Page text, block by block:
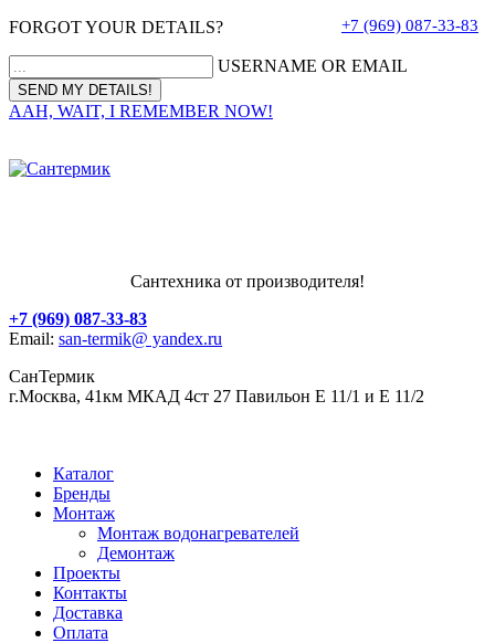
FORGOT YOUR DETAILS?
USERNAME OR EMAIL
AAH, WAIT, I REMEMBER NOW!
+7 (969) 087-33-83
Сантехника от производителя!
+7 (969) 087-33-83
Email: san-termik@ yandex.ru
СанТермик
г.Москва, 41км МКАД 4ст 27 Павильон Е 11/1 и Е 11/2
Каталог
Бренды
Монтаж
Монтаж водонагревателей
Демонтаж
Проекты
Контакты
Доставка
Оплата